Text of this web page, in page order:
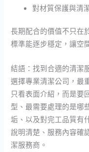
對材質保護與清
長期配合的價值不只在
標準能逐步穩定，讓空
結語：找到合適的清潔
選擇專業清潔公司，最
只看表面介紹，而是要
型、最需要處理的是哪
垢、以及對完工品質有
說明清楚、服務內容確
潔服務商。